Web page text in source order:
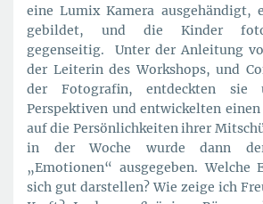
eine Lumix Kamera ausgehändigt,
gebildet, und die Kinder
gegenseitig. Unter der Anleitung
der Leiterin des Workshops, und
der Fotografin, entdeckten sie
Perspektiven und entwickelten
auf die Persönlichkeiten ihrer
in der Woche wurde dann
„Emotionen“ ausgegeben. Welche
sich gut darstellen? Wie zeige ich